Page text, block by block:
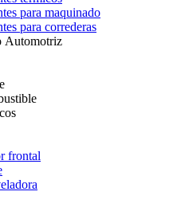
para maquinado
para correderas
Automotriz
frontal